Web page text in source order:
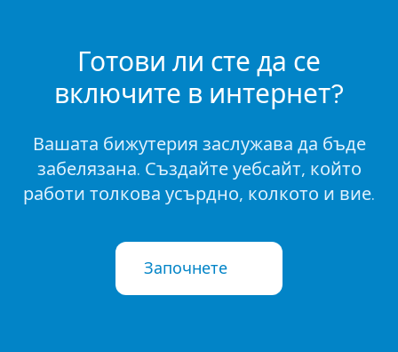
Готови ли сте да се
включите в интернет?
Вашата бижутерия заслужава да бъде
забелязана. Създайте уебсайт, който
работи толкова усърдно, колкото и вие.
Започнете